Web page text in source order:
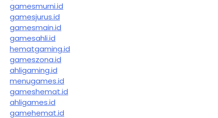
gamesmurni.id
gamesjurus.id
gamesmain.id
gamesahli.id
hematgaming.id
gameszona.id
ahligaming.id
menugames.id
gameshemat.id
ahligames.id
gamehemat.id